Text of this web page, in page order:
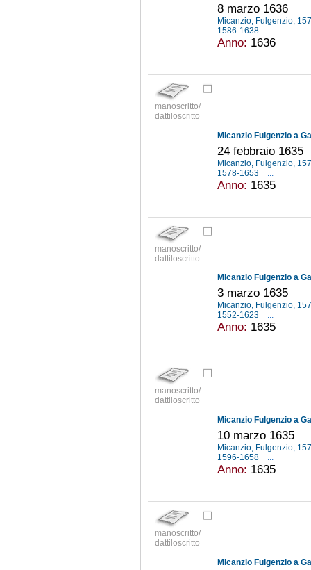
8 marzo 1636
Micanzio, Fulgenzio,
1586-1638
...
Anno: 1636
manoscritto/
dattiloscritto
Micanzio Fulgenzio a
24 febbraio 1635
Micanzio, Fulgenzio,
1578-1653
Anno: 1635
manoscritto/
dattiloscritto
Micanzio Fulgenzio a
3 marzo 1635
Micanzio, Fulgenzio,
1552-1623
...
Anno: 1635
manoscritto/
dattiloscritto
Micanzio Fulgenzio a
10 marzo 1635
Micanzio, Fulgenzio,
1596-1658
...
Anno: 1635
manoscritto/
dattiloscritto
Micanzio Fulgenzio a